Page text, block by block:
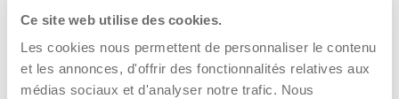
Ce site web utilise des cookies.
Les cookies nous permettent de personnaliser le contenu
et les annonces, d'offrir des fonctionnalités relatives aux
médias sociaux et d'analyser notre trafic. Nous
trapézoïdales
Intégralité des consoles et supports
Informations à télécharger
WABCO : maintenance, inspection et diagnostic
des pannes